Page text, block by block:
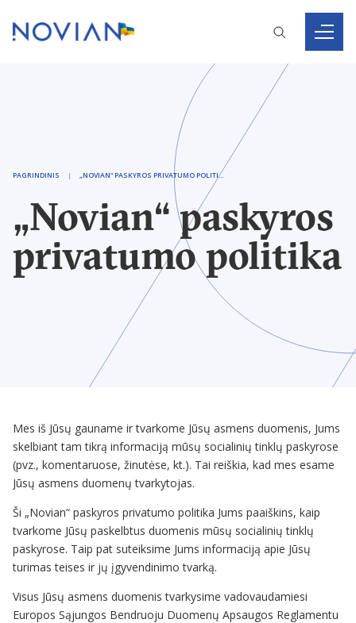
PAGRINDINIS „NOVIAN“ PASKYROS PRIVATUMO POLITIKA
„Novian“ paskyros
privatumo politika
Mes iš Jūsų gauname ir tvarkome Jūsų asmens duomenis, Jums
skelbiant tam tikrą informaciją mūsų socialinių tinklų paskyrose
(pvz., komentaruose, žinutėse, kt.). Tai reiškia, kad mes esame
Jūsų asmens duomenų tvarkytojas.
Ši „Novian“ paskyros privatumo politika Jums paaiškins, kaip
tvarkome Jūsų paskelbtus duomenis mūsų socialinių tinklų
paskyrose. Taip pat suteiksime Jums informaciją apie Jūsų
turimas teises ir jų įgyvendinimo tvarką.
Visus Jūsų asmens duomenis tvarkysime vadovaudamiesi
Europos Sąjungos Bendruoju Duomenų Apsaugos Reglamentu